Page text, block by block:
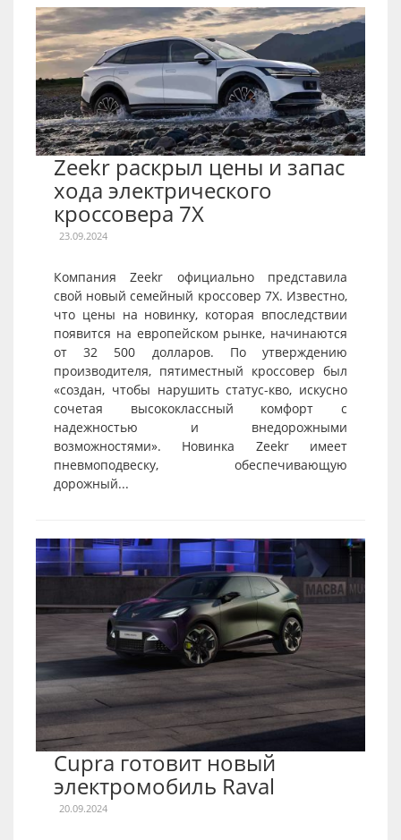
Zeekr раскрыл цены и запас
хода электрического
кроссовера 7X
23.09.2024
Компания Zeekr официально представила
свой новый семейный кроссовер 7X. Известно,
что цены на новинку, которая впоследствии
появится на европейском рынке, начинаются
от 32 500 долларов. По утверждению
производителя, пятиместный кроссовер был
«создан, чтобы нарушить статус-кво, искусно
сочетая высококлассный комфорт с
надежностью и внедорожными
возможностями». Новинка Zeekr имеет
пневмоподвеску, обеспечивающую
дорожный...
Cupra готовит новый
электромобиль Raval
20.09.2024